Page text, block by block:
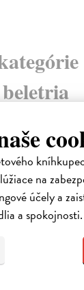
na
účely a
a spokojnosti.
beletria